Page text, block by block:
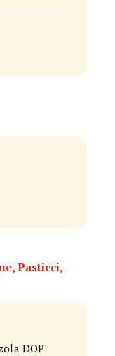
Pasticci,
DOP